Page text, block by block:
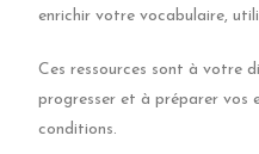
enrichir votre vocabulaire,
Ces ressources sont à votre
progresser et à préparer vos
conditions.